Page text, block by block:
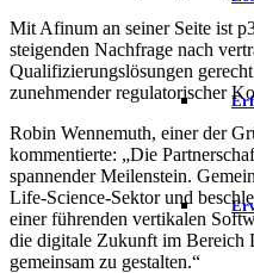
Mit Afinum an seiner Seite ist
steigenden Nachfrage nach
Qualifizierungslösungen
zunehmender regulatorischer
Robin Wennemuth, einer der
kommentierte: „Die
spannender Meilenstein.
Life-Science-Sektor und
einer führenden vertikalen
die digitale Zukunft im Bereich
gemeinsam zu gestalten.“